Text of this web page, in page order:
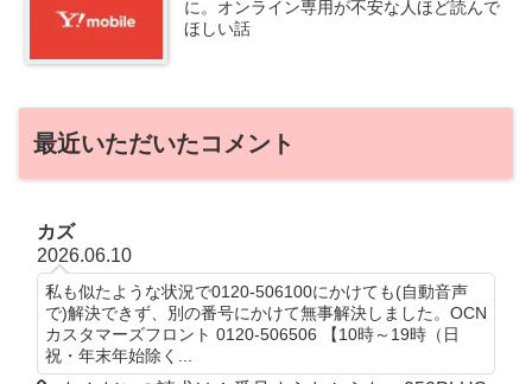
に。オンライン専用が不安な人ほど読んで
ほしい話
最近いただいたコメント
カズ
2026.06.10
私も似たような状況で0120-506100にかけても(自動音声
で)解決できず、別の番号にかけて無事解決しました。OCN
カスタマーズフロント 0120-506506 【10時～19時（日
祝・年末年始除く...